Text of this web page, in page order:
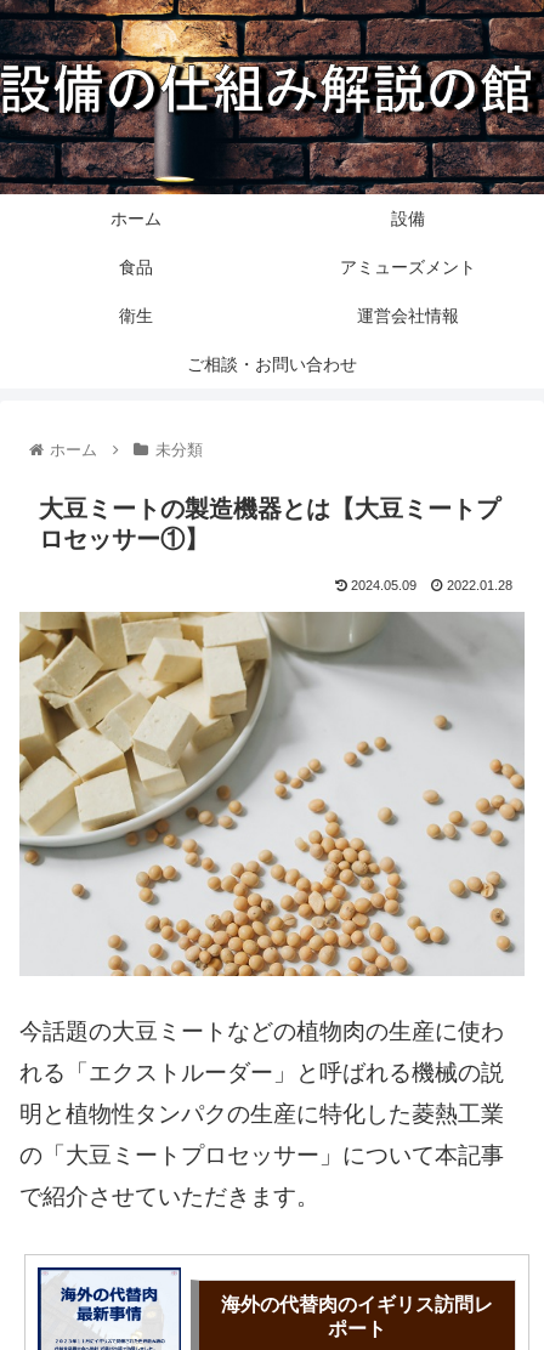
ホーム 設備
食品 アミューズメント
衛生 運営会社情報
ご相談・お問い合わせ
ホーム 未分類
大豆ミートの製造機器とは【大豆ミートプ
ロセッサー①】
2024.05.09 2022.01.28
今話題の大豆ミートなどの植物肉の生産に使わ
れる「エクストルーダー」と呼ばれる機械の説
明と植物性タンパクの生産に特化した菱熱工業
の「大豆ミートプロセッサー」について本記事
で紹介させていただきます。
海外の代替肉のイギリス訪問レ
ポート